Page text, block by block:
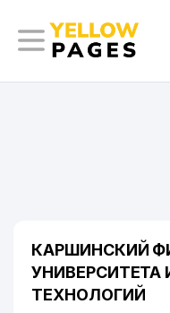
КАРШИНСКИЙ
ТЕХНОЛОГИЙ